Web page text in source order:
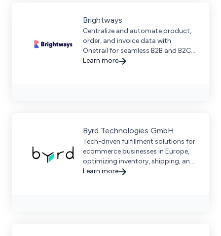
Brightways
Centralize and automate product,
order, and invoice data with
Onetrail for seamless B2B and B2C
operations. Request a demo to
Learn more
Byrd Technologies GmbH
Tech-driven fulfillment solutions for
ecommerce businesses in Europe,
optimizing inventory, shipping, and
returns with seamless multi-channel
Learn more